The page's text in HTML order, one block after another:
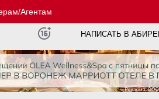
Агентам
НАПИСАТЬ В АБИРЕГ